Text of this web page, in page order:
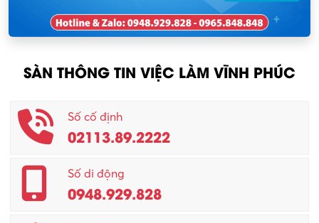
Nhân viên thu mua
Nhân viên CSKH
Phục vụ khác
Promotion Girl (PG)
Quản lý – Giám đốc
Quản lý chất lượng – QC
KCN Tam Dương
SÀN THÔNG TIN VIỆC LÀM VĨNH PHÚC
Số cố định
02113.89.2222
Số di động
0948.929.828